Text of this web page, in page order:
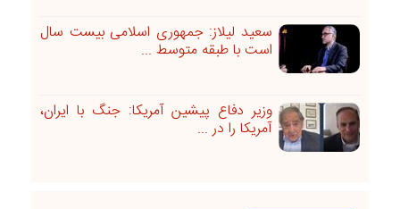
سعید لیلاز: جمهوری اسلامی بیست سال
است با طبقه متوسط ...
وزیر دفاع پیشین آمریکا: جنگ با ایران،
آمریکا را در ...